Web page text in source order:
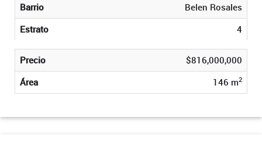
Barrio
Belen Rosales
Estrato
4
Precio
$816,000,000
Área
146 m2